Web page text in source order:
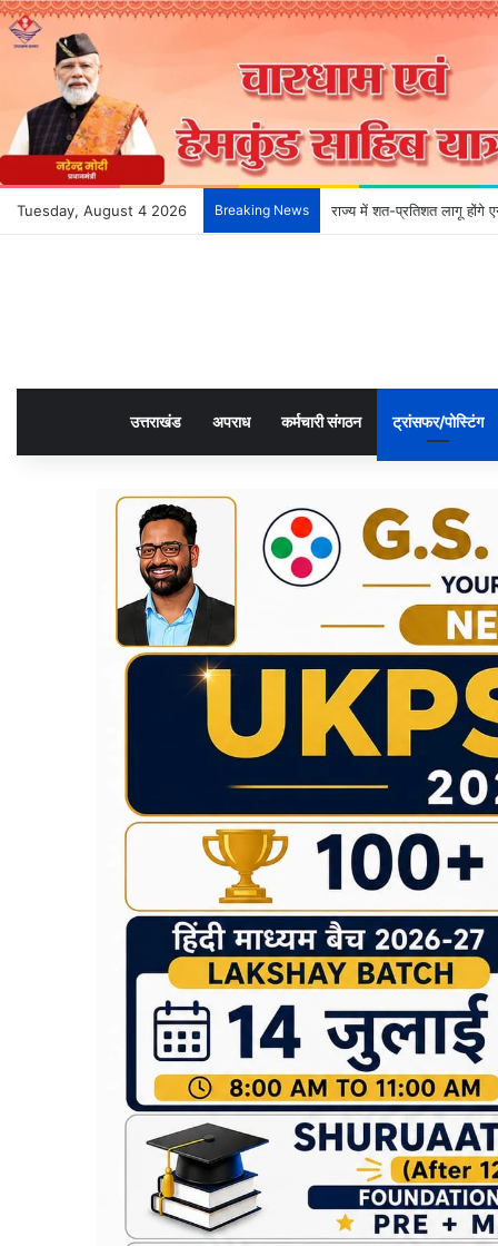
Tuesday, August 4 2026 Breaking News राज्य में शत-प्रतिशत लागू होंगे
उत्तराखंड अपराध कर्मचारी संगठन ट्रांसफर/पोस्टिंग